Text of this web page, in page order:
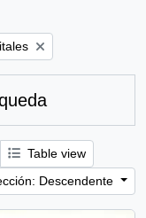
Table view
Descendente